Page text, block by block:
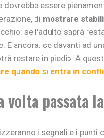
dovrebbe essere
di mostrare
se l'adulto saprà
E ancora: se davanti ad
restare in piedi». A
quando si entra in
volta passata
i segnali e i